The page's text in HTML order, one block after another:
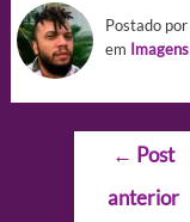
Postado por
em Imagens
Navegação
Post
← Post
anterior